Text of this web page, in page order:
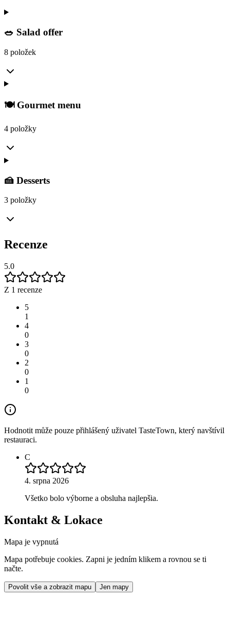
🥗 Salad offer
8 položek
🍽️ Gourmet menu
4 položky
🍰 Desserts
3 položky
Recenze
5.0
Z 1 recenze
5
1
4
0
3
0
2
0
1
0
Hodnotit může pouze přihlášený uživatel TasteTown, který navštívil
restauraci.
C
4. srpna 2026
Všetko bolo výborne a obsluha najlepšia.
Kontakt & Lokace
Mapa je vypnutá
Mapa potřebuje cookies. Zapni je jedním klikem a rovnou se ti
načte.
Povolit vše a zobrazit mapu Jen mapy